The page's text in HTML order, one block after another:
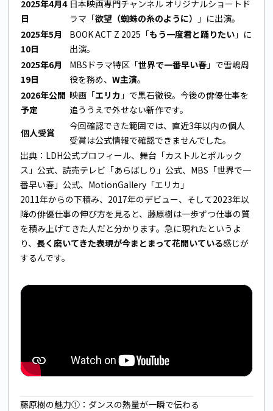
2025年4月4
日
日本映画専門チャンネル オリジナルショートド
ラマ「欲望（蜘蛛の糸のように）
」に出演。
2025年5月
10日
BOOK ACT Z 2025「もう一度君と踊りたい 」に
出演。
2025年6月
19日
MBSドラマ特区「世界で一番早い春 」で雪嶋周
役を務め、 W主演。
2026年公開
予定
映画「エリカ 」で黒石徹役。今後の俳優仕事を
追ううえで外せない新作です。
個人受賞
今回確認できた範囲では、直近3年以内の個人
受賞は公式情報で確認できませんでした。
出典： LDH公式プロフィール、 舞台「カストルとポルック
ス」公式、 読売テレビ「あらばしり」公式、 MBS「世界で一
番早い春」公式、 MotionGallery「エリカ」
2011年からの下積み、2017年のデビュー、そして2023年以
降の俳優仕事の伸び方を見ると、藤原樹は一歩ずつ仕事の質
を積み上げてきた人だと分かります。急に現れたというよ
り、 長く磨いてきた表現が今まとまって花開いている感じが
するんです。
藤原樹の魅力①：ダンスの熱量が一瞬で伝わる